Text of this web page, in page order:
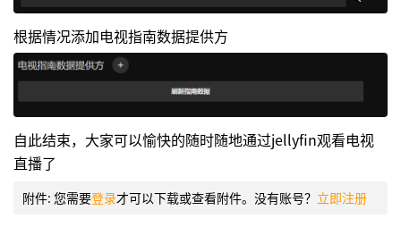
根据情况添加电视指南数据提供方
自此结束，大家可以愉快的随时随地通过jellyfin观看电视
直播了
附件: 您需要登录才可以下载或查看附件。没有账号？ 立即注册